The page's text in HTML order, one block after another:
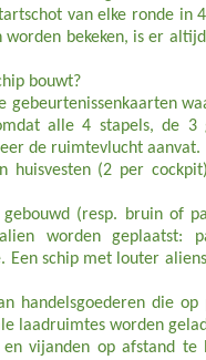
van elke ronde in
bekeken, is er
bouwt?
gebeurtenissenkaarten
alle 4 stapels, de 3
de ruimtevlucht aanvat.
huisvesten (2 per
(resp. bruin of
worden geplaatst:
schip met louter
die op
laadruimtes worden
vijanden op afstand te